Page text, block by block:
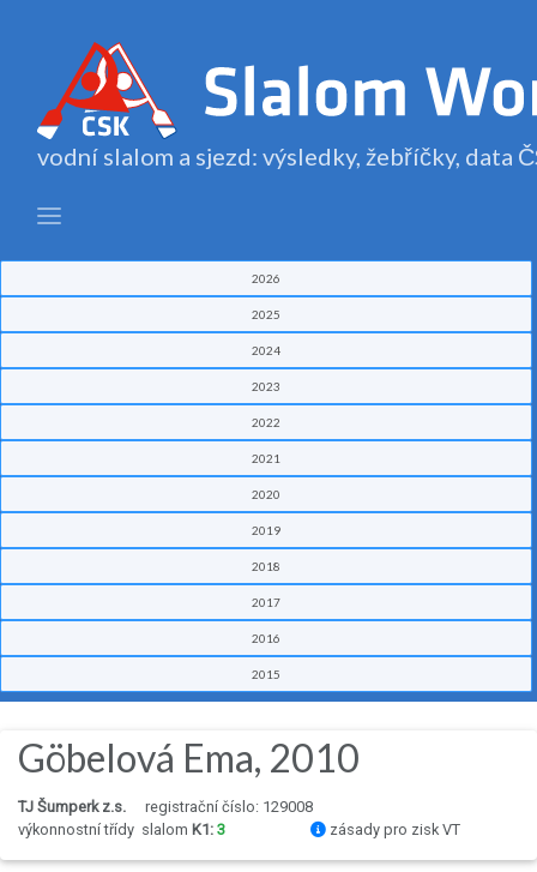
vodní slalom a sjezd: výsledky, žebříčky, data
2026
2025
2024
2023
2022
2021
2020
2019
2018
2017
2016
2015
Göbelová Ema, 2010
TJ Šumperk z.s.
registrační číslo: 129008
výkonnostní třídy slalom K1: 3 zásady pro zisk VT